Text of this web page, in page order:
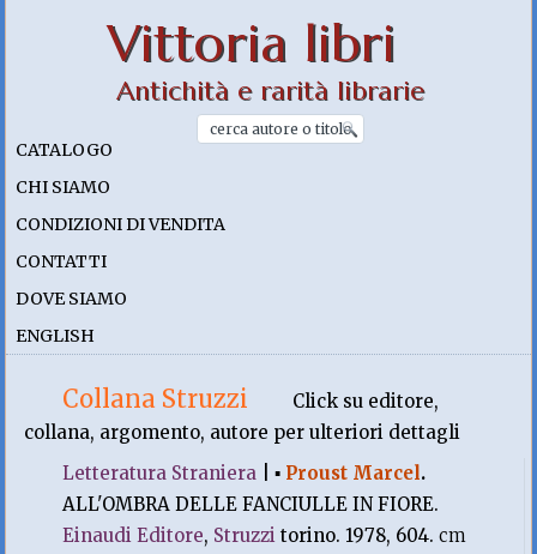
Vittoria libri
Antichità e rarità librarie
CATALOGO
CHI SIAMO
CONDIZIONI DI VENDITA
CONTATTI
DOVE SIAMO
ENGLISH
Collana Struzzi
Click su editore,
collana, argomento, autore per ulteriori dettagli
Letteratura Straniera |▪ Proust Marcel.
ALL'OMBRA DELLE FANCIULLE IN FIORE.
Einaudi Editore, Struzzi torino. 1978, 604.cm